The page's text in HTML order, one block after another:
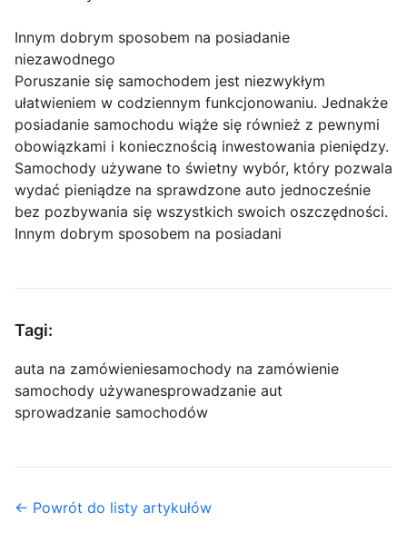
Innym dobrym sposobem na posiadanie
niezawodnego
Poruszanie się samochodem jest niezwykłym
ułatwieniem w codziennym funkcjonowaniu. Jednakże
posiadanie samochodu wiąże się również z pewnymi
obowiązkami i koniecznością inwestowania pieniędzy.
Samochody używane to świetny wybór, który pozwala
wydać pieniądze na sprawdzone auto jednocześnie
bez pozbywania się wszystkich swoich oszczędności.
Innym dobrym sposobem na posiadani
Tagi:
auta na zamówieniesamochody na zamówienie
samochody używanesprowadzanie aut
sprowadzanie samochodów
← Powrót do listy artykułów